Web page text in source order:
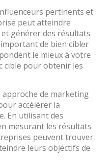
pertinents et
peut atteindre
générer des résultats
de bien cibler
le mieux à votre
cible pour obtenir les
de marketing
accélérer la
En utilisant des
mesurant les résultats
peuvent trouver
leurs objectifs de